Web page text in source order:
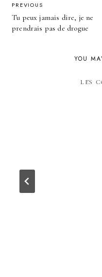
POST
NAVIGATION
PREVIOUS
Tu peux jamais dire, je ne
prendrais pas de drogue
YOU
LES